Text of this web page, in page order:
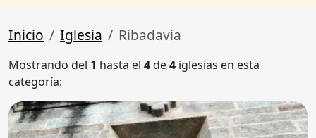
Inicio Iglesia Ribadavia
Mostrando del 1 hasta el 4de4 iglesias en esta
categoría: